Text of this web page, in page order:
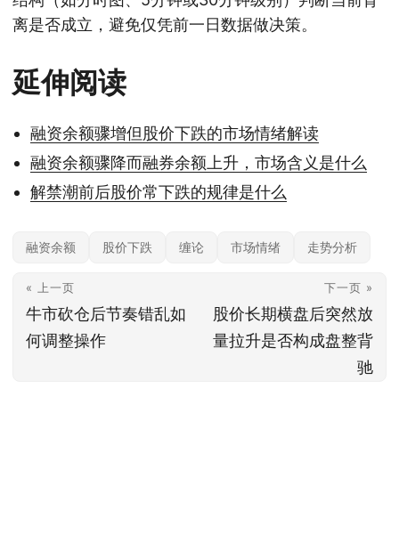
离是否成立，避免仅凭前一日数据做决策。
延伸阅读
融资余额骤增但股价下跌的市场情绪解读
融资余额骤降而融券余额上升，市场含义是什么
解禁潮前后股价常下跌的规律是什么
融资余额 股价下跌 缠论 市场情绪 走势分析
« 上一页
牛市砍仓后节奏错乱如
何调整操作
下一页 »
股价长期横盘后突然放
量拉升是否构成盘整背
驰